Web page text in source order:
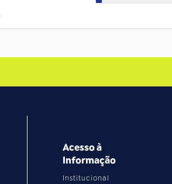
Acesso à
Informação
Institucional